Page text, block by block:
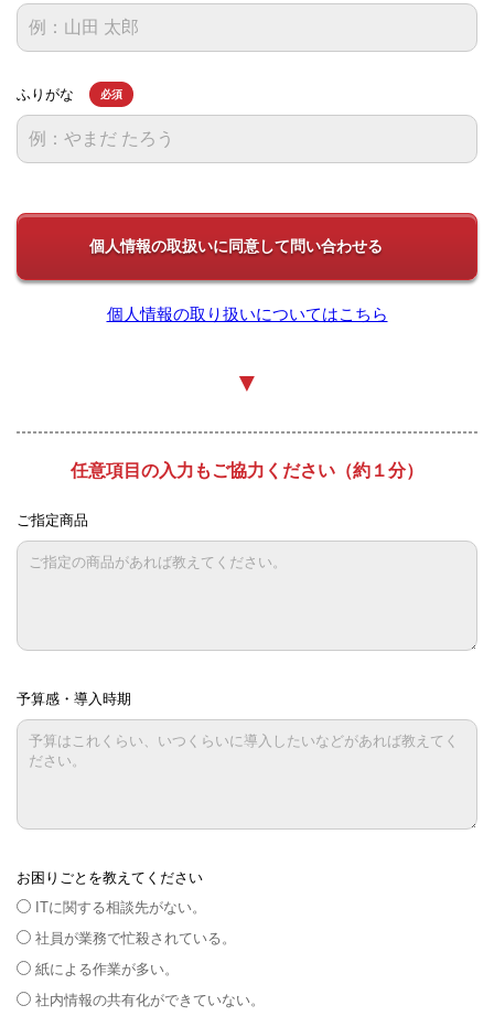
ふりがな 必須
個人情報の取り扱いについてはこちら
▼
任意項目の入力もご協力ください（約１分）
ご指定商品
予算感・導入時期
お困りごとを教えてください
ITに関する相談先がない。
社員が業務で忙殺されている。
紙による作業が多い。
社内情報の共有化ができていない。